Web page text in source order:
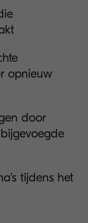
opnieuw
door
tijdens het